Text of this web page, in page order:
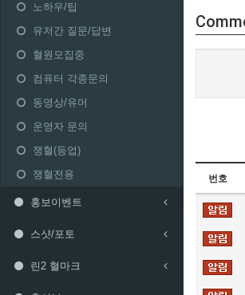
노하우/팁
유저간 질문/답변
혈원모집중
컴퓨터 각종문의
동영상/유머
운영자 문의
쟁혈(등업)
쟁혈전용
홍보이벤트
스샷/포토
린2 혈마크
번호